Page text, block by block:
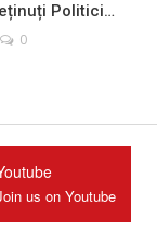
Politici…
0
us on Youtube